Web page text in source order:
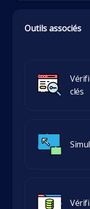
Outils associés
clés